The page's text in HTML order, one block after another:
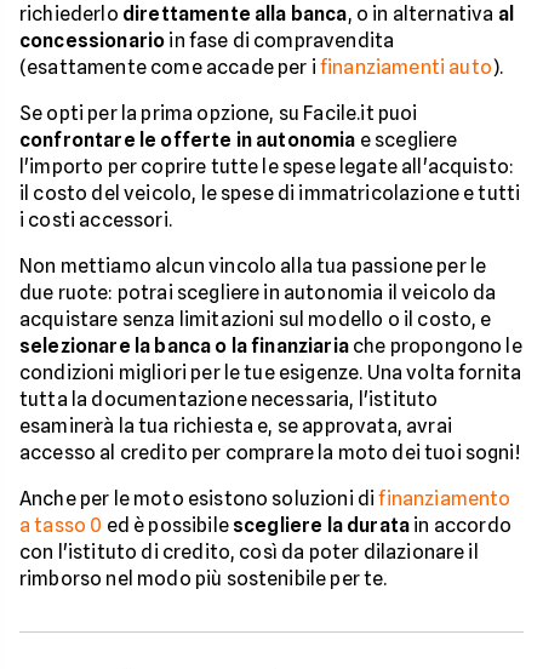
richiederlo direttamente alla banca, o in alternativa al
concessionario in fase di compravendita
(esattamente come accade per i finanziamenti auto).
Se opti per la prima opzione, su Facile.it puoi
confrontare le offerte in autonomia e scegliere
l'importo per coprire tutte le spese legate all'acquisto:
il costo del veicolo, le spese di immatricolazione e tutti
i costi accessori.
Non mettiamo alcun vincolo alla tua passione per le
due ruote: potrai scegliere in autonomia il veicolo da
acquistare senza limitazioni sul modello o il costo, e
selezionare la banca o la finanziariache propongono le
condizioni migliori per le tue esigenze. Una volta fornita
tutta la documentazione necessaria, l'istituto
esaminerà la tua richiesta e, se approvata, avrai
accesso al credito per comprare la moto dei tuoi sogni!
Anche per le moto esistono soluzioni difinanziamento
a tasso 0 ed è possibile scegliere la durata in accordo
con l'istituto di credito, così da poter dilazionare il
rimborso nel modo più sostenibile per te.